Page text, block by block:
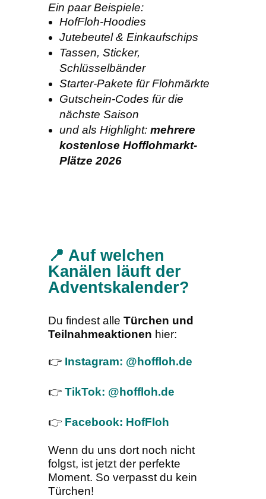
Ein paar Beispiele:
HofFloh-Hoodies
Jutebeutel & Einkaufschips
Tassen, Sticker,
Schlüsselbänder
Starter-Pakete für Flohmärkte
Gutschein-Codes für die
nächste Saison
und als Highlight: mehrere
kostenlose Hofflohmarkt-
Plätze 2026
📍 Auf welchen
Kanälen läuft der
Adventskalender?
Du findest alle Türchen und
Teilnahmeaktionen hier:
👉 Instagram: @hoffloh.de
👉 TikTok: @hoffloh.de
👉 Facebook: HofFloh
Wenn du uns dort noch nicht
folgst, ist jetzt der perfekte
Moment. So verpasst du kein
Türchen!